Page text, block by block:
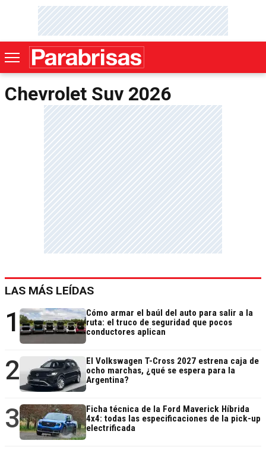
Chevrolet Suv 2026
LAS MÁS LEÍDAS
1
Cómo armar el baúl del auto para salir a la
ruta: el truco de seguridad que pocos
conductores aplican
2
El Volkswagen T-Cross 2027 estrena caja de
ocho marchas, ¿qué se espera para la
Argentina?
3
Ficha técnica de la Ford Maverick Híbrida
4x4: todas las especificaciones de la pick-up
electrificada